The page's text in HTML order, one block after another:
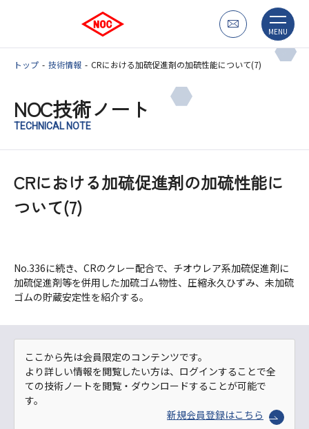
MENU
トップ 技術情報 CRにおける加硫促進剤の加硫性能について(7)
NOC技術ノート
TECHNICAL NOTE
CRにおける加硫促進剤の加硫性能に
ついて(7)
No.336に続き、CRのクレー配合で、チオウレア系加硫促進剤に
加硫促進剤等を併用した加硫ゴム物性、圧縮永久ひずみ、未加硫
ゴムの貯蔵安定性を紹介する。
ここから先は会員限定のコンテンツです。
より詳しい情報を閲覧したい方は、ログインすることで全
ての技術ノートを閲覧・ダウンロードすることが可能で
す。
新規会員登録はこちら